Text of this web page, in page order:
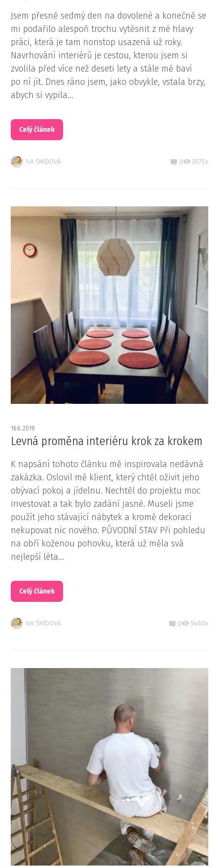
Jsem přesně sedmý den na dovolené a konečně se
mi podařilo alespoň trochu vytěsnit z mé hlavy
práci, která je tam nonstop usazená už roky.
Navrhování interiérů je cestou, kterou jsem si
zvolila před více než deseti lety a stále mě baví
po ní jít. Dnes ráno jsem, jako obvykle, vstala brzy,
abych si vypila...
Celý článek
IVA ŠMÍDOVÁ 0 3075x
16.6. 2019
Levná proměna interiéru krok za krokem
K napsání tohoto článku mě inspirovala nedávná
zakázka. Oslovil mě klient, který chtěl oživit jeho
obývací pokoj a jídelnu. Nechtěl do projektu moc
investovat a tak bylo zadání jasné. Museli jsme
použít jeho stávající nábytek a kromě dekorací
nekupovat nic nového. PŮVODNÍ STAV Při pohledu
na obří koženou pohovku, která už měla svá
nejlepší léta...
Celý článek
IVA ŠMÍDOVÁ 0 5480x